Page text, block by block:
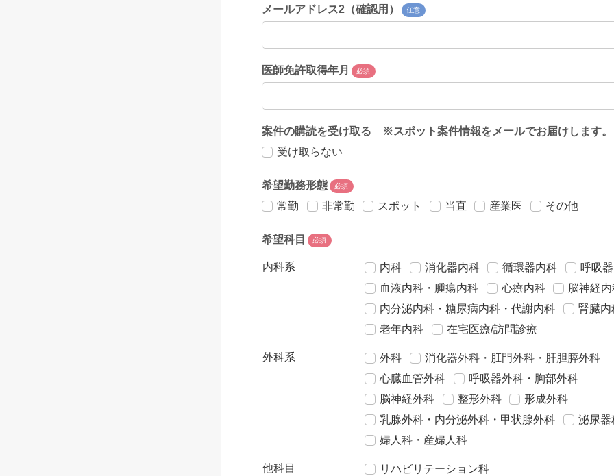
メールアドレス2（確認用） 任意
医師免許取得年月 必須
案件の購読を受け取る ※スポット案件情報をメールでお届けします。
受け取らない
希望勤務形態 必須
常勤 非常勤 スポット 当直 産業医 その他
希望科目 必須
内科系 内科 消化器内科 循環器内科
呼吸
血液内科・腫瘍内科
心療内科
脳神経
内分泌内科・糖尿病内科・代謝内科
腎臓内
老年内科
在宅医療/訪問診療
外科系 外科
消化器外科・肛門外科・肝胆膵外科
心臓血管外科
呼吸器外科・胸部外科
脳神経外科
整形外科
形成外科
乳腺外科・内分泌外科・甲状腺外科
泌尿器
婦人科・産婦人科
他科目
リハビリテーション科